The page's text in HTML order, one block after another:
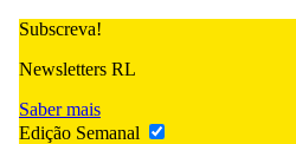
Subscreva!
Newsletters RL
Saber mais
Edição Semanal